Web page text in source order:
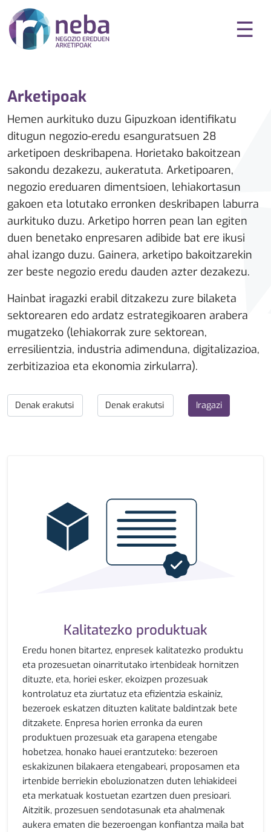
☰
Arketipoak
Hemen aurkituko duzu Gipuzkoan identifikatu
ditugun negozio-eredu esanguratsuen 28
arketipoen deskribapena. Horietako bakoitzean
sakondu dezakezu, aukeratuta. Arketipoaren,
negozio ereduaren dimentsioen, lehiakortasun
gakoen eta lotutako erronken deskribapen laburra
aurkituko duzu. Arketipo horren pean lan egiten
duen benetako enpresaren adibide bat ere ikusi
ahal izango duzu. Gainera, arketipo bakoitzarekin
zer beste negozio eredu dauden azter dezakezu.
Hainbat iragazki erabil ditzakezu zure bilaketa
sektorearen edo ardatz estrategikoaren arabera
mugatzeko (lehiakorrak zure sektorean,
erresilientzia, industria adimenduna, digitalizazioa,
zerbitizazioa eta ekonomia zirkularra).
Kalitatezko produktuak
Eredu honen bitartez, enpresek kalitatezko produktu
eta prozesuetan oinarritutako irtenbideak hornitzen
dituzte, eta, horiei esker, ekoizpen prozesuak
kontrolatuz eta ziurtatuz eta efizientzia eskainiz,
bezeroek eskatzen dituzten kalitate baldintzak bete
ditzakete. Enpresa horien erronka da euren
produktuen prozesuak eta garapena etengabe
hobetzea, honako hauei erantzuteko: bezeroen
eskakizunen bilakaera etengabeari, proposamen eta
irtenbide berriekin eboluzionatzen duten lehiakideei
eta merkatuak kostuetan ezartzen duen presioari.
Aitzitik, prozesuen sendotasunak eta ahalmenak
aukera ematen die bezeroengan konfiantza maila bat